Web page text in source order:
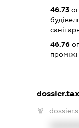
46.73
46.76
dossier.tax